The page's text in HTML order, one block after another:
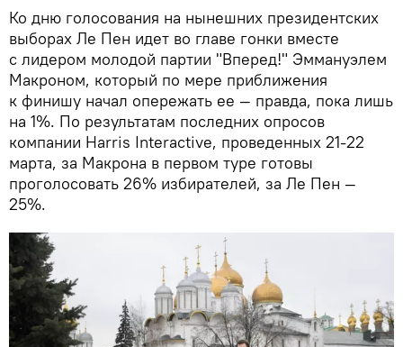
Ко дню голосования на нынешних президентских
выборах Ле Пен идет во главе гонки вместе
с лидером молодой партии "Вперед!" Эммануэлем
Макроном, который по мере приближения
к финишу начал опережать ее — правда, пока лишь
на 1%. По результатам последних опросов
компании Harris Interactive, проведенных 21-22
марта, за Макрона в первом туре готовы
проголосовать 26% избирателей, за Ле Пен —
25%.